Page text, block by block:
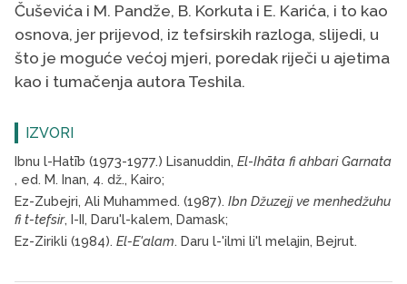
Čuševića i M. Pandže, B. Korkuta i E. Karića, i to kao
osnova, jer prijevod, iz tefsirskih razloga, slijedi, u
što je moguće većoj mjeri, poredak riječi u ajetima
kao i tumačenja autora Teshila.
IZVORI
Ibnu l-Hatīb (1973-1977.) Lisanuddin, El-Ihāta fi ahbari Garnata
, ed. M. Inan, 4. dž., Kairo;
Ez-Zubejri, Ali Muhammed. (1987). Ibn Džuzejj ve menhedžuhu
fi t-tefsir, I-II, Daru'l-kalem, Damask;
Ez-Zirikli (1984). El-E'alam. Daru l-'ilmi li'l melajin, Bejrut.